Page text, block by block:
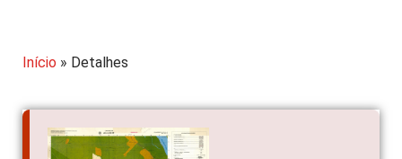
Início » Detalhes